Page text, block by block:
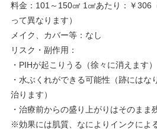
料金：101～150㎠ 1㎠あたり：￥306
って異なります）
メイク、カバー等：なし
リスク・副作用：
・PIHが起こりうる（徐々に消えます）
・水ぶくれができる可能性（跡にはな
治ります）
・治療前からの盛り上がりはそのまま
※効果には肌質、なによりインクによ